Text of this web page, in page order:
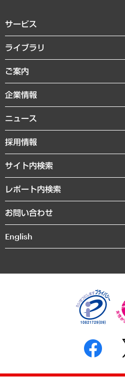
サービス
経営戦略
組織・人事戦略
デジタルイノベーション
共生・ダイバーシティ
GRC（ガバナンス・リスク・コンプライア
経済・産業・雇用・労働
まちづくり・観光・交通・スポーツ・スマー
自然資源・農林水産業・食料システム
ライブラリ
経済調査
レポート
コラム
経営用語集
受託・受注実績（官公庁関連）
メディア掲載・出演
ご案内
セミナー・イベント情報
MUFGビジネスセミナー
受託案件情報
企業情報
私たちの想い
社長メッセージ
会社概要
沿革
組織図・本部部室紹介
インドネシア現地法人
個人情報保護方針
反社会的勢力に対する基本方針
書面による個人情報の開示等の請求の手続
ニュース
ニュースリリース
お知らせ
採用情報
サイト内検索
レポート内検索
お問い合わせ
English